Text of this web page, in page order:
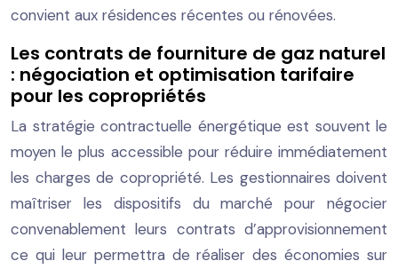
convient aux résidences récentes ou rénovées.
Les contrats de fourniture de gaz naturel
: négociation et optimisation tarifaire
pour les copropriétés
La stratégie contractuelle énergétique est souvent le
moyen le plus accessible pour réduire immédiatement
les charges de copropriété. Les gestionnaires doivent
maîtriser les dispositifs du marché pour négocier
convenablement leurs contrats d’approvisionnement
ce qui leur permettra de réaliser des économies sur